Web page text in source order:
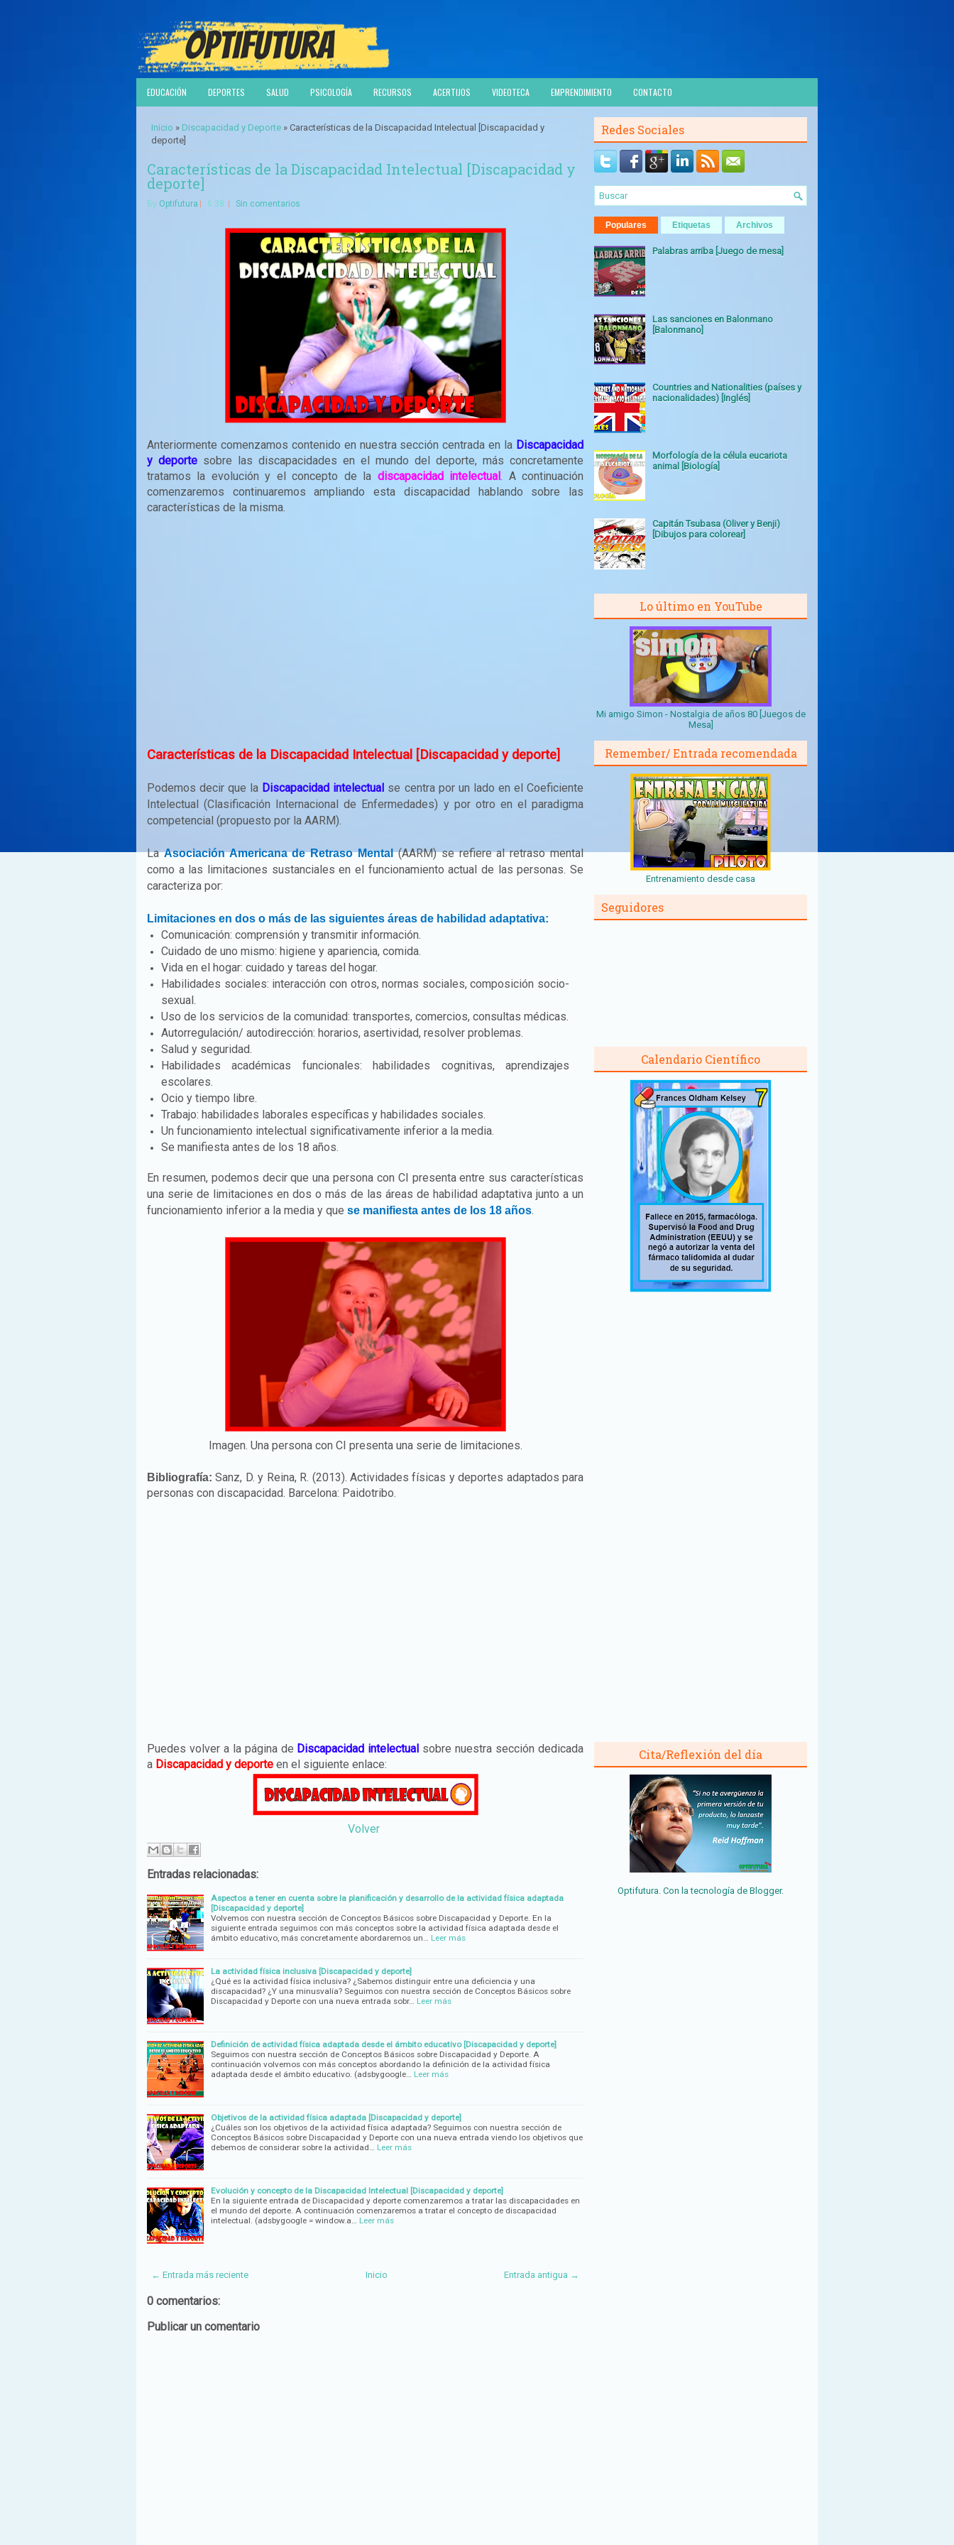
EDUCACIÓN DEPORTES SALUD PSICOLOGÍA RECURSOS ACERTIJOS VIDEOTECA EMPRENDIMIENTO CONTACTO
Inicio » Discapacidad y Deporte » Características de la Discapacidad Intelectual [Discapacidad y
deporte]
Características de la Discapacidad Intelectual [Discapacidad y
deporte]
By Optifutura 6:38 Sin comentarios
Anteriormente comenzamos contenido en nuestra sección centrada en la Discapacidad
y deporte sobre las discapacidades en el mundo del deporte, más concretamente
tratamos la evolución y el concepto de la discapacidad intelectual. A continuación
comenzaremos continuaremos ampliando esta discapacidad hablando sobre las
características de la misma.
Características de la Discapacidad Intelectual [Discapacidad y deporte]
Podemos decir que la Discapacidad intelectual se centra por un lado en el Coeficiente
Intelectual (Clasificación Internacional de Enfermedades) y por otro en el paradigma
competencial (propuesto por la AARM).
LaAsociación Americana de Retraso Mental(AARM) se refiere al retraso mental
como a las limitaciones sustanciales en el funcionamiento actual de las personas. Se
caracteriza por:
Limitaciones en dos o más de las siguientes áreas de habilidad adaptativa:
Comunicación: comprensión y transmitir información.
Cuidado de uno mismo: higiene y apariencia, comida.
Vida en el hogar: cuidado y tareas del hogar.
Habilidades sociales: interacción con otros, normas sociales, composición socio-
sexual.
Uso de los servicios de la comunidad: transportes, comercios, consultas médicas.
Autorregulación/ autodirección: horarios, asertividad, resolver problemas.
Salud y seguridad.
Habilidades académicas funcionales: habilidades cognitivas, aprendizajes
escolares.
Ocio y tiempo libre.
Trabajo: habilidades laborales específicas y habilidades sociales.
Un funcionamiento intelectual significativamente inferior a la media.
Se manifiesta antes de los 18 años.
En resumen, podemos decir que una persona con CI presenta entre sus características
una serie de limitaciones en dos o más de las áreas de habilidad adaptativa junto a un
funcionamiento inferior a la media y que se manifiesta antes de los 18 años.
Imagen. Una persona con CI presenta una serie de limitaciones.
Bibliografía: Sanz, D. y Reina, R. (2013). Actividades físicas y deportes adaptados para
personas con discapacidad. Barcelona: Paidotribo.
Puedes volver a la página de Discapacidad intelectual sobre nuestra sección dedicada
a Discapacidad y deporte en el siguiente enlace:
Volver
Entradas relacionadas:
Aspectos a tener en cuenta sobre la planificación y desarrollo de la actividad física adaptada
[Discapacidad y deporte]
Volvemos con nuestra sección de Conceptos Básicos sobre Discapacidad y Deporte. En la
siguiente entrada seguimos con más conceptos sobre la actividad física adaptada desde el
ámbito educativo, más concretamente abordaremos un…
Leer más
La actividad física inclusiva [Discapacidad y deporte]
¿Qué es la actividad física inclusiva? ¿Sabemos distinguir entre una deficiencia y una
discapacidad? ¿Y una minusvalía? Seguimos con nuestra sección de Conceptos Básicos sobre
Discapacidad y Deporte con una nueva entrada sobr…
Leer más
Definición de actividad física adaptada desde el ámbito educativo [Discapacidad y deporte]
Seguimos con nuestra sección de Conceptos Básicos sobre Discapacidad y Deporte. A
continuación volvemos con más conceptos abordando la definición de la actividad física
adaptada desde el ámbito educativo. (adsbygoogle…
Leer más
Objetivos de la actividad física adaptada [Discapacidad y deporte]
¿Cuáles son los objetivos de la actividad física adaptada? Seguimos con nuestra sección de
Conceptos Básicos sobre Discapacidad y Deporte con una nueva entrada viendo los objetivos que
debemos de considerar sobre la actividad…
Leer más
Evolución y concepto de la Discapacidad Intelectual [Discapacidad y deporte]
En la siguiente entrada de Discapacidad y deporte comenzaremos a tratar las discapacidades en
el mundo del deporte. A continuación comenzaremos a tratar el concepto de discapacidad
intelectual. (adsbygoogle = window.a…
Leer más
← Entrada más reciente Entrada antigua →
Inicio
0 comentarios:
Publicar un comentario
Redes Sociales
Populares Etiquetas Archivos
Palabras arriba [Juego de mesa]
Las sanciones en Balonmano
[Balonmano]
Countries and Nationalities (países y
nacionalidades) [Inglés]
Morfología de la célula eucariota
animal [Biología]
Capitán Tsubasa (Oliver y Benji)
[Dibujos para colorear]
Lo último en YouTube
Mi amigo Simon - Nostalgia de años 80 [Juegos de
Mesa]
Remember/ Entrada recomendada
Entrenamiento desde casa
Seguidores
Calendario Científico
Cita/Reflexión del día
Optifutura. Con la tecnología de Blogger.